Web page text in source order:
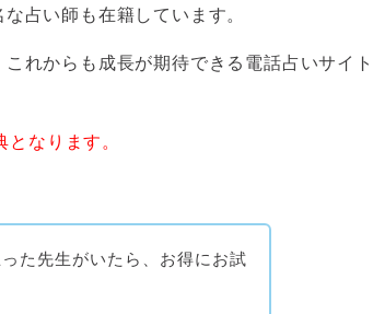
占い師も在籍しています。
れからも成長が期待できる電話占いサイト
なります。
た先生がいたら、お得にお試